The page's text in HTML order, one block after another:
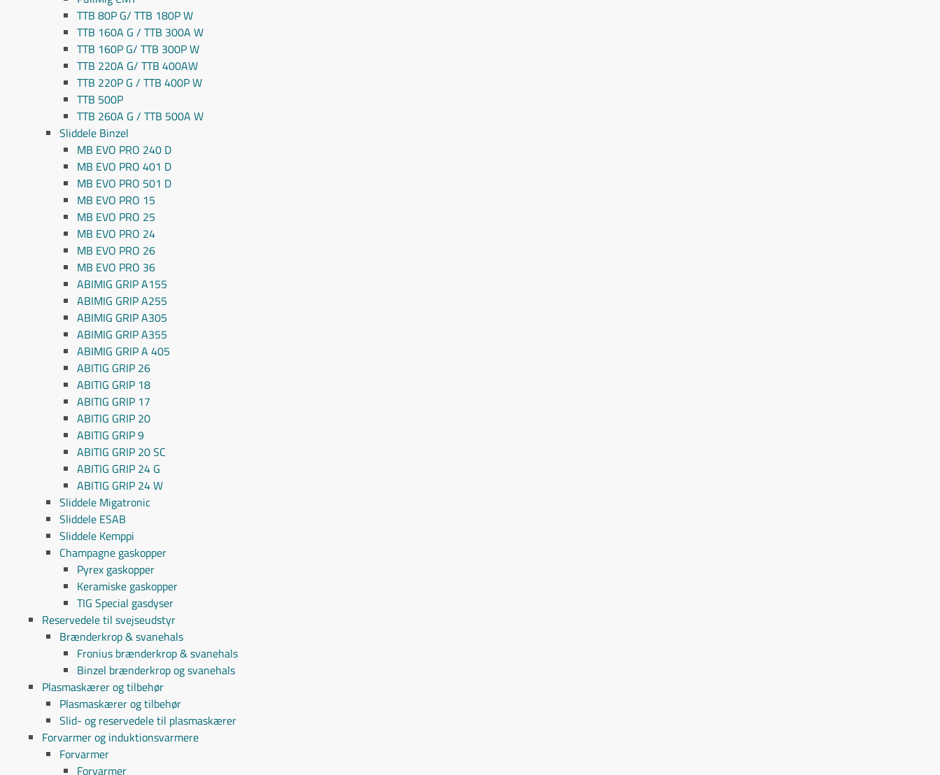
TTB 80P G/ TTB 180P W
TTB 160A G / TTB 300A W
TTB 160P G/ TTB 300P W
TTB 220A G/ TTB 400AW
TTB 220P G / TTB 400P W
TTB 500P
TTB 260A G / TTB 500A W
Sliddele Binzel
MB EVO PRO 240 D
MB EVO PRO 401 D
MB EVO PRO 501 D
MB EVO PRO 15
MB EVO PRO 25
MB EVO PRO 24
MB EVO PRO 26
MB EVO PRO 36
ABIMIG GRIP A155
ABIMIG GRIP A255
ABIMIG GRIP A305
ABIMIG GRIP A355
ABIMIG GRIP A 405
ABITIG GRIP 26
ABITIG GRIP 18
ABITIG GRIP 17
ABITIG GRIP 20
ABITIG GRIP 9
ABITIG GRIP 20 SC
ABITIG GRIP 24 G
ABITIG GRIP 24 W
Sliddele Migatronic
Sliddele ESAB
Sliddele Kemppi
Champagne gaskopper
Pyrex gaskopper
Keramiske gaskopper
TIG Special gasdyser
Reservedele til svejseudstyr
Brænderkrop & svanehals
Fronius brænderkrop & svanehals
Binzel brænderkrop og svanehals
Plasmaskærer og tilbehør
Plasmaskærer og tilbehør
Slid- og reservedele til plasmaskærer
Forvarmer og induktionsvarmere
Forvarmer
Forvarmer